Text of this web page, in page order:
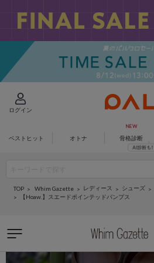
ログイン
ベストヒット オトナ 骨格診断
TOP Whim Gazette レディース シューズ
【Hoaw.】スエードポインテッドパンプス